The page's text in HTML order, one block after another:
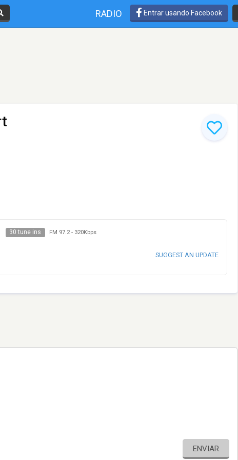
RADIO Entrar usando Facebook
30 tune ins FM 97.2- 320Kbps
SUGGEST AN UPDATE
ENVIAR